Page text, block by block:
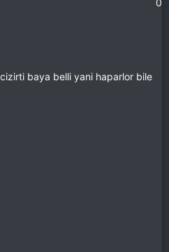
0
baya belli yani haparlor bile